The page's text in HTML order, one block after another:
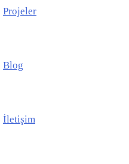
Projeler
Blog
İletişim